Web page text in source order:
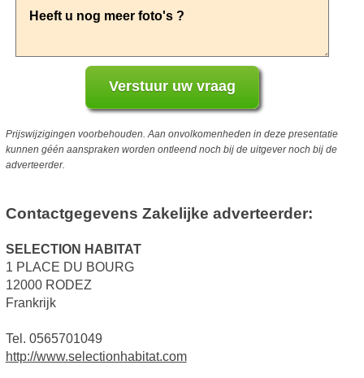
Prijswijzigingen voorbehouden. Aan onvolkomenheden in deze presentatie
kunnen géén aanspraken worden ontleend noch bij de uitgever noch bij de
adverteerder.
Contactgegevens Zakelijke adverteerder:
SELECTION HABITAT
1 PLACE DU BOURG
12000 RODEZ
Frankrijk
Tel. 0565701049
http://www.selectionhabitat.com